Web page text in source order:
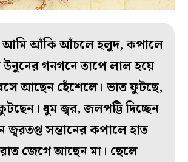
আমি আঁকি আঁচলে হলুদ, কপালে
গনগনে তাপে লাল হয়ে
আছেন হেঁশেলে। ভাত ফুটছে,
ধুম জ্বর, জলপট্টি দিচ্ছেন
জ্বরতপ্ত সন্তানের কপালে হাত
রাত জেগে আছেন মা। ছেলে